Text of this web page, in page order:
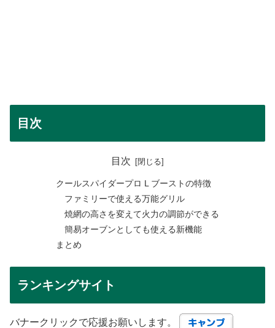
目次
目次
クールスパイダープロ L ブーストの特徴
ファミリーで使える万能グリル
焼網の高さを変えて火力の調節ができる
簡易オーブンとしても使える新機能
まとめ
ランキングサイト
バナークリックで応援お願いします。